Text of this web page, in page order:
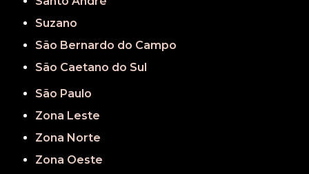
Suzano
São Bernardo do Campo
São Caetano do Sul
São Paulo
Zona Leste
Zona Norte
Zona Oeste